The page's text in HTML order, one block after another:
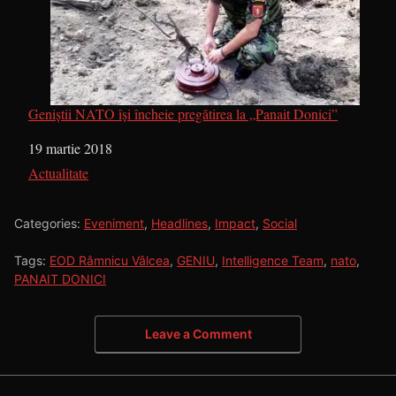
Geniștii NATO își încheie pregătirea la „Panait Donici”
Dată
19 martie 2018
În legătură cu
Actualitate
Categories: Eveniment, Headlines, Impact, Social
Tags: EOD Râmnicu Vâlcea, GENIU, Intelligence Team, nato,
PANAIT DONICI
Leave a Comment